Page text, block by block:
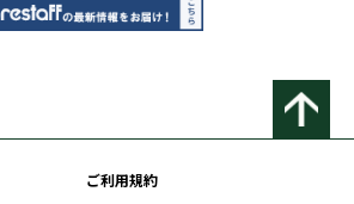
ご利用規約